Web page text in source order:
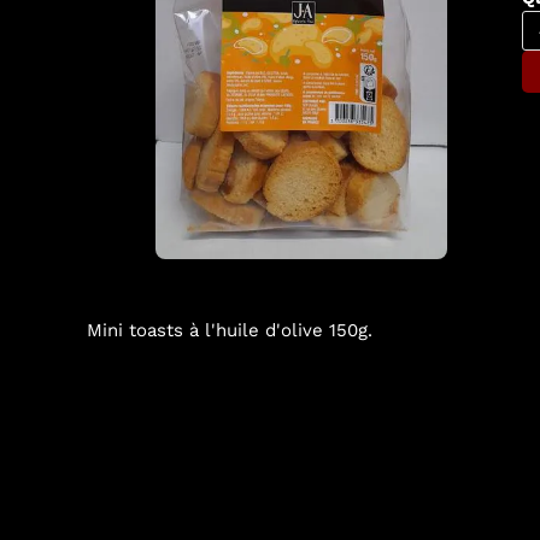
Mini toasts à l'huile d'olive 150g.